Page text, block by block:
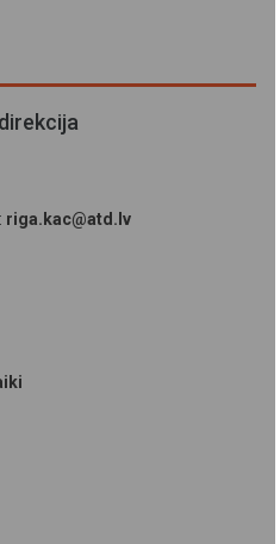
riga.kac@atd.lv